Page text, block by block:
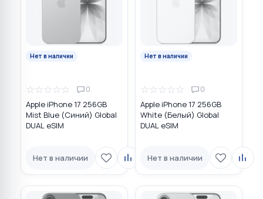
Нет в наличии
☆☆☆☆☆ 0
Apple iPhone 17 256GB
Mist Blue (Синий) Global
DUAL eSIM
Нет в наличии
Нет в наличии
☆☆☆☆☆ 0
Apple iPhone 17 256GB
White (Белый) Global
DUAL eSIM
Нет в наличии